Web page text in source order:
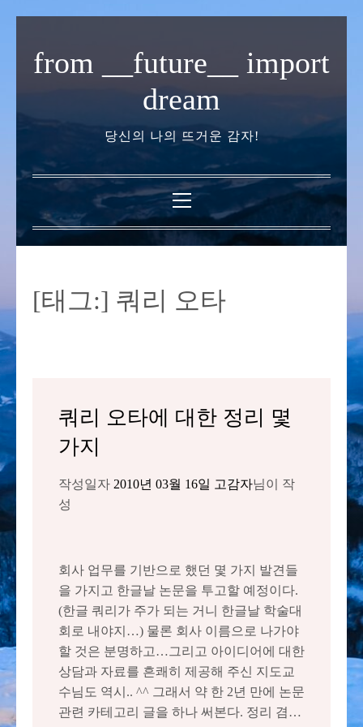
기
from __future__ import
dream
당신의 나의 뜨거운 감자!
기
본
메
뉴
[태그:] 쿼리 오타
쿼리 오타에 대한 정리 몇
가지
작성일자 2010년 03월 16일 고감자님이 작
성
회사 업무를 기반으로 했던 몇 가지 발견들
을 가지고 한글날 논문을 투고할 예정이다.
(한글 쿼리가 주가 되는 거니 한글날 학술대
회로 내야지…) 물론 회사 이름으로 나가야
할 것은 분명하고…그리고 아이디어에 대한
상담과 자료를 흔쾌히 제공해 주신 지도교
수님도 역시.. ^^ 그래서 약 한 2년 만에 논문
관련 카테고리 글을 하나 써본다. 정리 겸…